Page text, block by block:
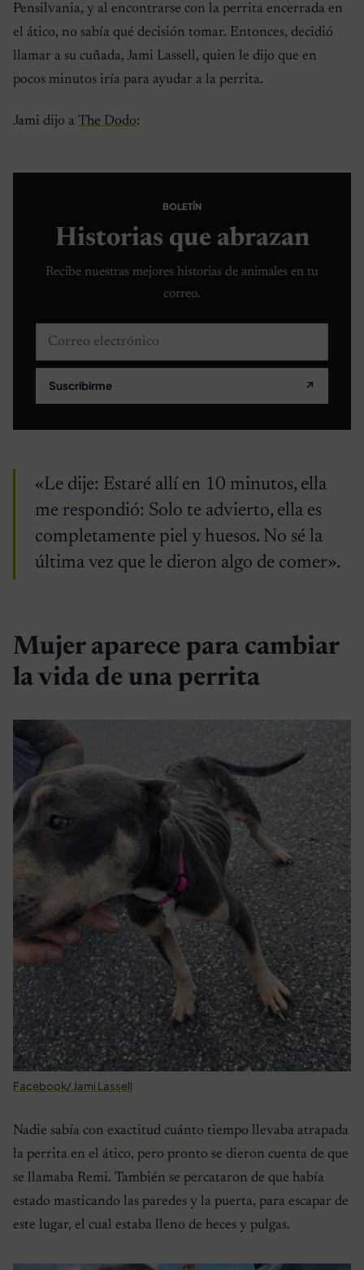
Pensilvania, y al encontrarse con la perrita encerrada en
el ático, no sabía qué decisión tomar. Entonces, decidió
llamar a su cuñada, Jami Lassell, quien le dijo que en
pocos minutos iría para ayudar a la perrita.
Jami dijo a The Dodo:
BOLETÍN
Historias que abrazan
Recibe nuestras mejores historias de animales en tu
correo.
Correo electrónico
Suscribirme ↗
«Le dije: Estaré allí en 10 minutos, ella
me respondió: Solo te advierto, ella es
completamente piel y huesos. No sé la
última vez que le dieron algo de comer».
Mujer aparece para cambiar
la vida de una perrita
Facebook/ Jami Lassell
Nadie sabía con exactitud cuánto tiempo llevaba atrapada
la perrita en el ático, pero pronto se dieron cuenta de que
se llamaba Remi. También se percataron de que había
estado masticando las paredes y la puerta, para escapar de
este lugar, el cual estaba lleno de heces y pulgas.